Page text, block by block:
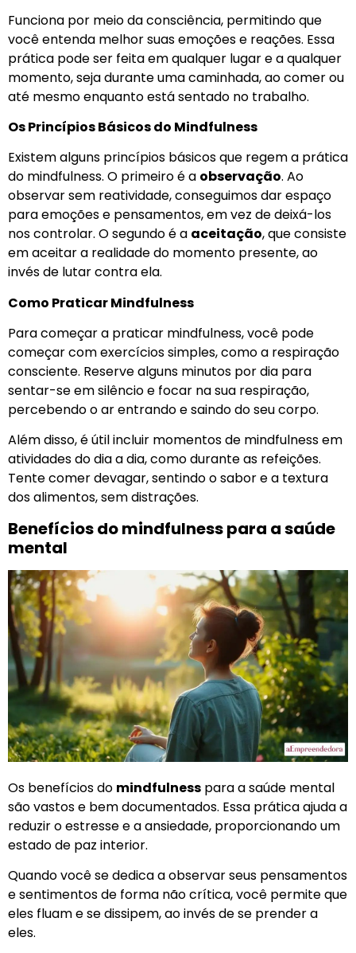
Funciona por meio da consciência, permitindo que
você entenda melhor suas emoções e reações. Essa
prática pode ser feita em qualquer lugar e a qualquer
momento, seja durante uma caminhada, ao comer ou
até mesmo enquanto está sentado no trabalho.
Os Princípios Básicos do Mindfulness
Existem alguns princípios básicos que regem a prática
do mindfulness. O primeiro é a observação. Ao
observar sem reatividade, conseguimos dar espaço
para emoções e pensamentos, em vez de deixá-los
nos controlar. O segundo é a aceitação, que consiste
em aceitar a realidade do momento presente, ao
invés de lutar contra ela.
Como Praticar Mindfulness
Para começar a praticar mindfulness, você pode
começar com exercícios simples, como a respiração
consciente. Reserve alguns minutos por dia para
sentar-se em silêncio e focar na sua respiração,
percebendo o ar entrando e saindo do seu corpo.
Além disso, é útil incluir momentos de mindfulness em
atividades do dia a dia, como durante as refeições.
Tente comer devagar, sentindo o sabor e a textura
dos alimentos, sem distrações.
Benefícios do mindfulness para a saúde
mental
Os benefícios do mindfulness para a saúde mental
são vastos e bem documentados. Essa prática ajuda a
reduzir o estresse e a ansiedade, proporcionando um
estado de paz interior.
Quando você se dedica a observar seus pensamentos
e sentimentos de forma não crítica, você permite que
eles fluam e se dissipem, ao invés de se prender a
eles.